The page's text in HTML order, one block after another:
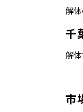
解
千
解
市